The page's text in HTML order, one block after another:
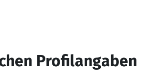
Profilangaben